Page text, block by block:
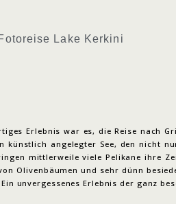
Lake Kerkini
Erlebnis war es, die Reise nach
künstlich angelegter See, den nicht
mittlerweile viele Pelikane ihre
Olivenbäumen und sehr dünn
unvergessenes Erlebnis der ganz